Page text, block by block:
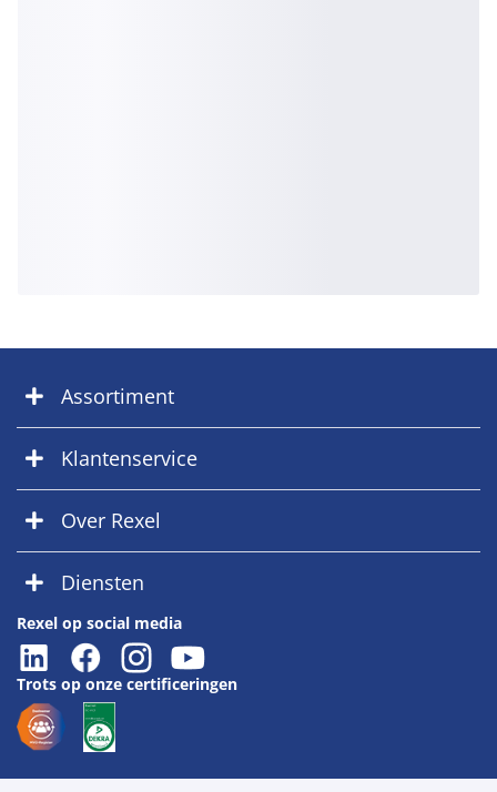
Assortiment
Klantenservice
Over Rexel
Diensten
Rexel op social media
Trots op onze certificeringen